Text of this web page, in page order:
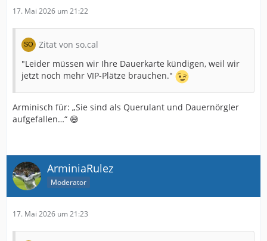
17. Mai 2026 um 21:22
Zitat von so.cal
"Leider müssen wir Ihre Dauerkarte kündigen, weil wir
jetzt noch mehr VIP-Plätze brauchen."
Arminisch für: „Sie sind als Querulant und Dauernörgler
aufgefallen…“ 😅
ArminiaRulez
Moderator
17. Mai 2026 um 21:23